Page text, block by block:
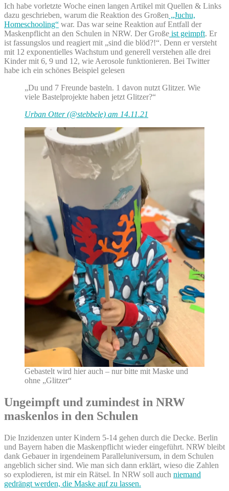
Ich habe vorletzte Woche einen langen Artikel mit Quellen & Links
dazu geschrieben, warum die Reaktion des Großen „Juchu,
Homeschooling“ war. Das war seine Reaktion auf Entfall der
Maskenpflicht an den Schulen in NRW. Der Große ist geimpft. Er
ist fassungslos und reagiert mit „sind die blöd?!“. Denn er versteht
mit 12 exponentielles Wachstum und generell verstehen alle drei
Kinder mit 6, 9 und 12, wie Aerosole funktionieren. Bei Twitter
habe ich ein schönes Beispiel gelesen
„Du und 7 Freunde basteln. 1 davon nutzt Glitzer. Wie
viele Bastelprojekte haben jetzt Glitzer?“
Urban Otter (@stebbele) am 14.11.21
Gebastelt wird hier auch – nur bitte mit Maske und
ohne „Glitzer“
Ungeimpft und zumindest in NRW
maskenlos in den Schulen
Die Inzidenzen unter Kindern 5-14 gehen durch die Decke. Berlin
und Bayern haben die Maskenpflicht wieder eingeführt. NRW bleibt
dank Gebauer in irgendeinem Paralleluniversum, in dem Schulen
angeblich sicher sind. Wie man sich dann erklärt, wieso die Zahlen
so explodieren, ist mir ein Rätsel. In NRW soll auch niemand
gedrängt werden, die Maske auf zu lassen.